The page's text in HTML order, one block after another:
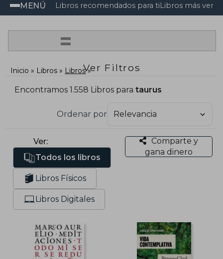
MENÚ Libros recomendados para tiLibros más
=
Ver Filtros
Inicio Libros Libros
Encontramos 1.558 Libros parataurus
Ordenar por
Ver:
Todos los libros
Libros Físicos
Libros Digitales
Comparte y
gana dinero